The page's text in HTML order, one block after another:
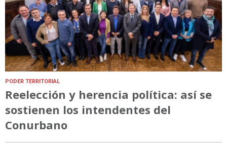
PODER TERRITORIAL
Reelección y herencia política: así se
sostienen los intendentes del
Conurbano